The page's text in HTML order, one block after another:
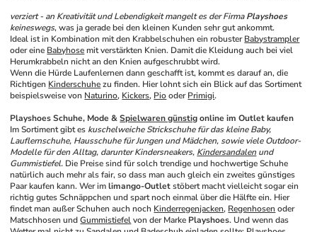
verziert - an Kreativität und Lebendigkeit mangelt es der Firma Playshoes
keineswegs, was ja gerade bei den kleinen Kunden sehr gut ankommt.
Ideal ist in Kombination mit den Krabbelschuhen ein robuster Babystrampler
oder eine Babyhose mit verstärkten Knien. Damit die Kleidung auch bei viel
Herumkrabbeln nicht an den Knien aufgeschrubbt wird.
Wenn die Hürde Laufenlernen dann geschafft ist, kommt es darauf an, die
Richtigen Kinderschuhe zu finden. Hier lohnt sich ein Blick auf das Sortiment
beispielsweise von Naturino, Kickers, Pio oder Primigi.
Playshoes Schuhe, Mode & Spielwaren günstig online im Outlet kaufen
Im Sortiment gibt es kuschelweiche Strickschuhe für das kleine Baby,
Lauflernschuhe, Hausschuhe für Jungen und Mädchen, sowie viele Outdoor-
Modelle für den Alltag, darunter Kindersneakers, Kindersandalen und
Gummistiefel. Die Preise sind für solch trendige und hochwertige Schuhe
natürlich auch mehr als fair, so dass man auch gleich ein zweites günstiges
Paar kaufen kann. Wer im limango-Outlet stöbert macht vielleicht sogar ein
richtig gutes Schnäppchen und spart noch einmal über die Hälfte ein. Hier
findet man außer Schuhen auch noch Kinderregenjacken, Regenhosen oder
Matschhosen und Gummistiefel von der Marke Playshoes. Und wenn das